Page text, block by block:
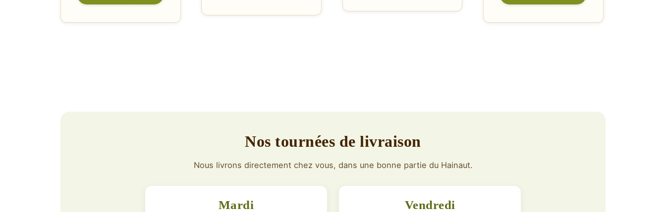
Nos tournées de livraison
Nous livrons directement chez vous, dans une bonne partie du Hainaut.
Mardi Vendredi